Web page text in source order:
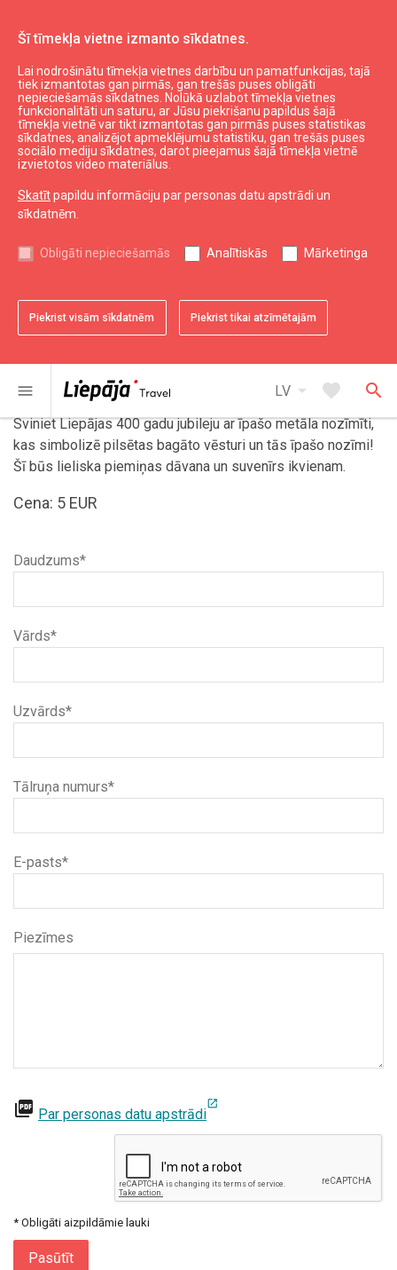
Šī tīmekļa vietne izmanto sīkdatnes.
Lai nodrošinātu tīmekļa vietnes darbību un pamatfunkcijas, tajā
tiek izmantotas gan pirmās, gan trešās puses obligāti
nepieciešamās sīkdatnes. Nolūkā uzlabot tīmekļa vietnes
funkcionalitāti un saturu, ar Jūsu piekrišanu papildus šajā
tīmekļa vietnē var tikt izmantotas gan pirmās puses statistikas
sīkdatnes, analizējot apmeklējumu statistiku, gan trešās puses
sociālo mediju sīkdatnes, darot pieejamus šajā tīmekļa vietnē
izvietotos video materiālus.
Skatītpapildu informāciju par personas datu apstrādi un
sīkdatnēm.
Obligāti nepieciešamās Analītiskās Mārketinga
Piekrist visām sīkdatnēm Piekrist tikai atzīmētajām
menu LV arrow_drop_down favorite search
Aktuāli Liepājas suvenīri
Liepāja 400 nozīmīte
Sviniet Liepājas 400 gadu jubileju ar īpašo metāla nozīmīti,
kas simbolizē pilsētas bagāto vēsturi un tās īpašo nozīmi!
Šī būs lieliska piemiņas dāvana un suvenīrs ikvienam.
Cena: 5 EUR
Daudzums*
Vārds*
Uzvārds*
Tālruņa numurs*
E-pasts*
Piezīmes
picture_as_pdf Par personas datu apstrādi
open_in_new
* Obligāti aizpildāmie lauki
Pasūtīt